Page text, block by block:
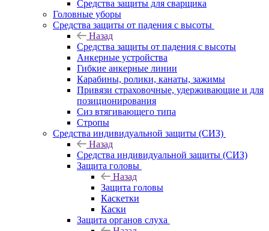
Средства защиты для сварщика
Головные уборы
Средства защиты от падения с высоты
Назад
Средства защиты от падения с высоты
Анкерные устройства
Гибкие анкерные линии
Карабины, ролики, канаты, зажимы
Привязи страховочные, удерживающие и для
позиционирования
Сиз втягивающего типа
Стропы
Средства индивидуальной защиты (СИЗ)
Назад
Средства индивидуальной защиты (СИЗ)
Защита головы
Назад
Защита головы
Каскетки
Каски
Защита органов слуха